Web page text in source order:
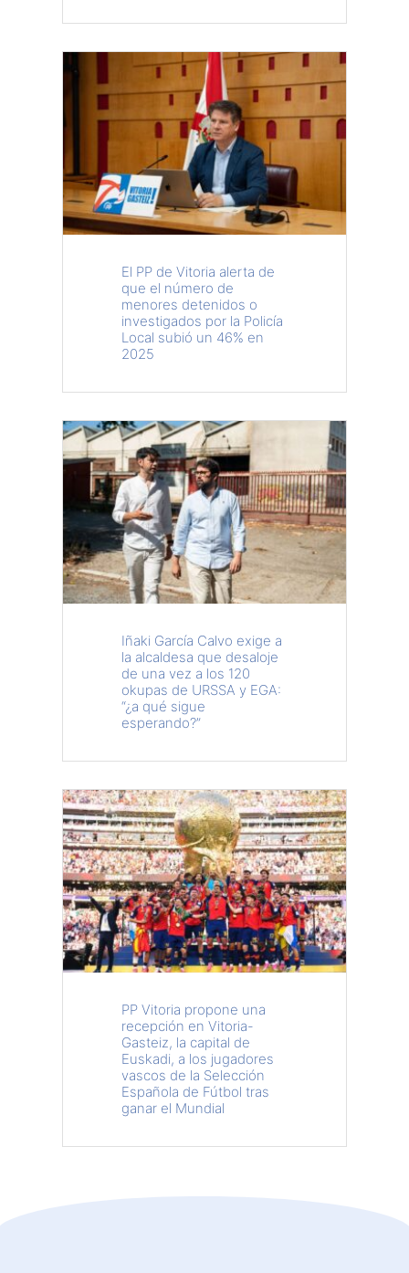
El PP de Vitoria alerta de
que el número de
menores detenidos o
investigados por la Policía
Local subió un 46% en
2025
Iñaki García Calvo exige a
la alcaldesa que desaloje
de una vez a los 120
okupas de URSSA y EGA:
“¿a qué sigue
esperando?”
PP Vitoria propone una
recepción en Vitoria-
Gasteiz, la capital de
Euskadi, a los jugadores
vascos de la Selección
Española de Fútbol tras
ganar el Mundial